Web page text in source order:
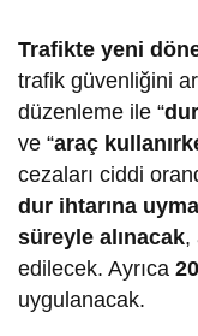
Trafikte yeni
trafik güvenliğini
düzenleme ile “
ve “araç
cezaları ciddi
dur ihtarına
süreyle alınacak,
edilecek. Ayrıca
uygulanacak.